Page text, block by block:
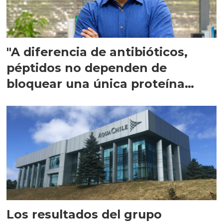
"A diferencia de antibióticos,
péptidos no dependen de
bloquear una única proteína
Los resultados del grupo